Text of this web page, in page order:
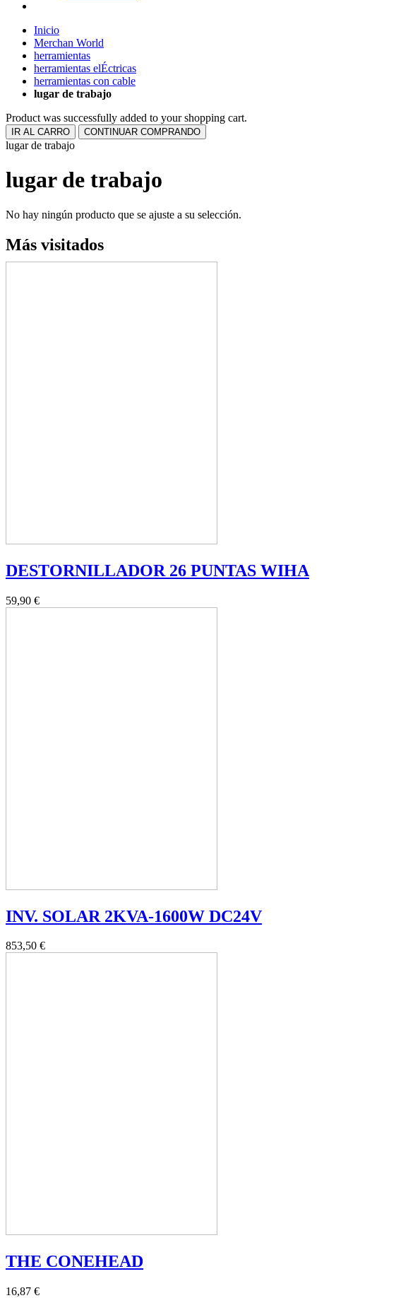
Inicio
Merchan World
herramientas
herramientas elÉctricas
herramientas con cable
lugar de trabajo
Product was successfully added to your shopping cart.
IR AL CARRO CONTINUAR COMPRANDO
lugar de trabajo
lugar de trabajo
No hay ningún producto que se ajuste a su selección.
Más visitados
DESTORNILLADOR 26 PUNTAS WIHA
59,90 €
INV. SOLAR 2KVA-1600W DC24V
853,50 €
THE CONEHEAD
16,87 €